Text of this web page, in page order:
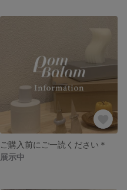
ご購入前にご一読ください＊
展示中